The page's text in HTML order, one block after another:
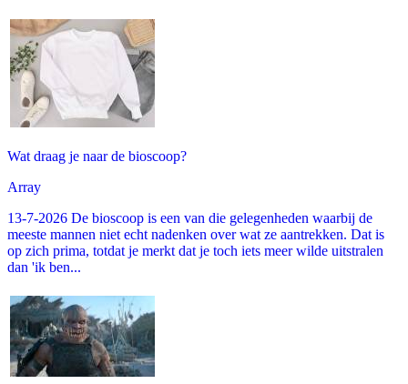
Wat draag je naar de bioscoop?
Array
13-7-2026 De bioscoop is een van die gelegenheden waarbij de
meeste mannen niet echt nadenken over wat ze aantrekken. Dat is
op zich prima, totdat je merkt dat je toch iets meer wilde uitstralen
dan 'ik ben...